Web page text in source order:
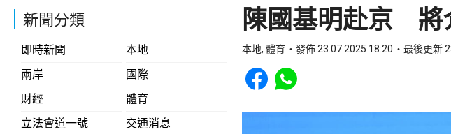
新聞分類
即時新聞
本地
兩岸
國際
財經
體育
立法會道一號
交通消息
陳國基明赴京 將
本地, 體育 發佈 23.07.2025 18:20 最後更新
Share to Facebook
Share to WhatsApp